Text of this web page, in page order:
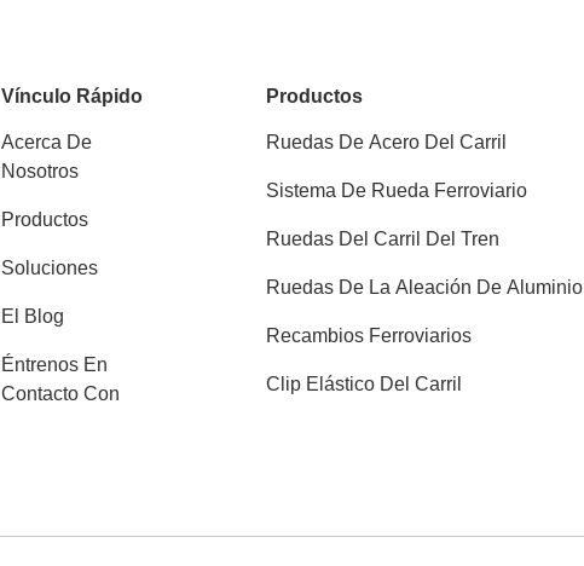
Vínculo Rápido
Acerca De
Nosotros
Productos
Soluciones
El Blog
Éntrenos En
Contacto Con
Productos
Ruedas De Acero Del Carril
Sistema De Rueda Ferroviario
Ruedas Del Carril Del Tren
Ruedas De La Aleación De Aluminio
Recambios Ferroviarios
Clip Elástico Del Carril